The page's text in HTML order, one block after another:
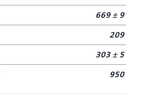
669 ± 9
209
303 ± 5
950